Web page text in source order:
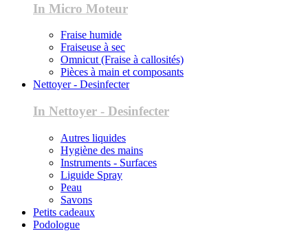
In Micro Moteur
Fraise humide
Fraiseuse à sec
Omnicut (Fraise à callosités)
Pièces à main et composants
Nettoyer - Desinfecter
In Nettoyer - Desinfecter
Autres liquides
Hygiène des mains
Instruments - Surfaces
Liguide Spray
Peau
Savons
Petits cadeaux
Podologue